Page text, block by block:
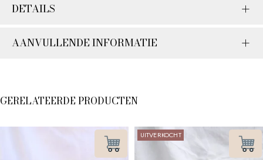
DETAILS
AANVULLENDE INFORMATIE
GERELATEERDE PRODUCTEN
UITVERKOCHT